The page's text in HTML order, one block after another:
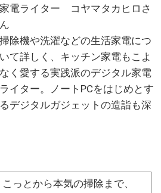
家電ライター コヤマタカヒロさ
ん
掃除機や洗濯などの生活家電につ
いて詳しく、キッチン家電もこよ
なく愛する実践派のデジタル家電
ライター。ノートPCをはじめとす
るデジタルガジェットの造詣も深
っとから本気の掃除まで、